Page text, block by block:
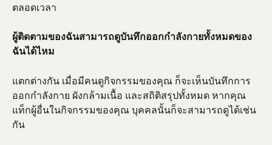
ตลอดเวลา
ผู้ติดตามของฉันสามารถดูบันทึกออกกำลังกายทั้งหมดของ
ฉันได้ไหม
แตกต่างกัน เมื่อมีคนดูกิจกรรมของคุณ ก็จะเห็นบันทึกการ
ออกกำลังกาย ผังกล้ามเนื้อ และสถิติสรุปทั้งหมด หากคุณ
แท็กผู้อื่นในกิจกรรมของคุณ บุคคลนั้นก็จะสามารถดูได้เช่น
กัน